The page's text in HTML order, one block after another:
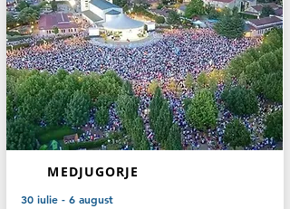
MEDJUGORJE
30 iulie - 6 august